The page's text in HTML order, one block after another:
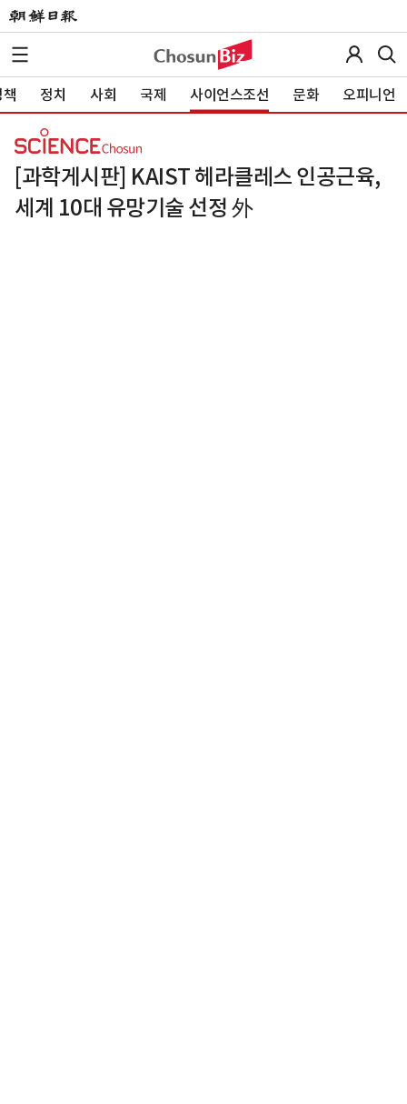
정치 사회 국제 사이언스조선 문화 오피니언
[과학게시판] KAIST 헤라클레스 인공근육,
세계 10대 유망기술 선정 外